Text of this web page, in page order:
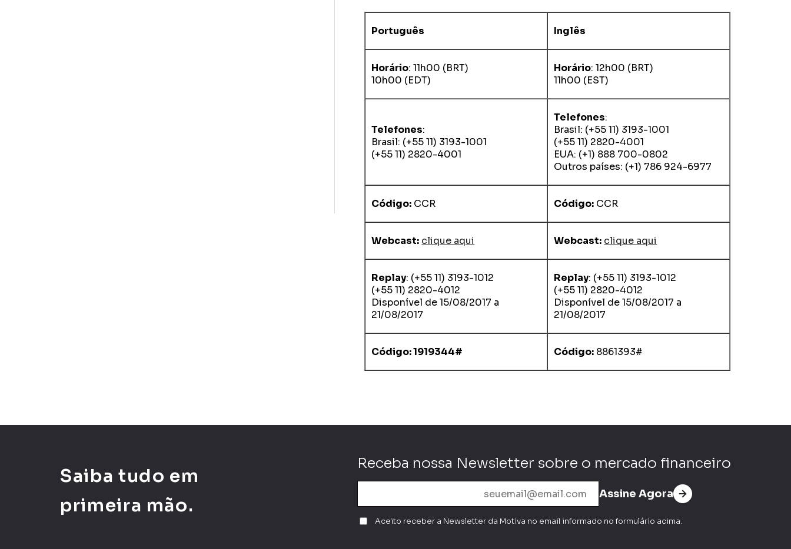
Português Inglês
Horário: 11h00 (BRT)
10h00 (EDT)
Horário: 12h00 (BRT)
11h00 (EST)
Telefones:
Brasil: (+55 11) 3193-1001
(+55 11) 2820-4001
Telefones:
Brasil: (+55 11) 3193-1001
(+55 11) 2820-4001
EUA: (+1) 888 700-0802
Outros países: (+1) 786 924-6977
Código: CCR Código: CCR
Webcast: clique aqui Webcast: clique aqui
Replay: (+55 11) 3193-1012
(+55 11) 2820-4012
Disponível de 15/08/2017 a
21/08/2017
Replay: (+55 11) 3193-1012
(+55 11) 2820-4012
Disponível de 15/08/2017 a
21/08/2017
Código: 1919344# Código: 8861393#
Saiba tudo em
primeira mão.
Receba nossa Newsletter sobre o mercado financeiro
Assine Agora
Aceito receber a Newsletter da Motiva no email informado no formulário acima.